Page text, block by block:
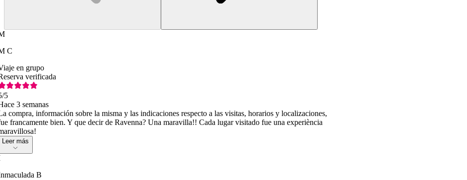
C
en grupo
verificada
/5
3 semanas
compra, información sobre la misma y las indicaciones respecto a las visitas, horarios y localizaciones,
francamente bien. Y que decir de Ravenna? Una maravilla!! Cada lugar visitado fue una experiència
Leer más
B